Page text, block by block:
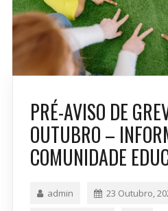
PRÉ-AVISO DE
OUTUBRO –
COMUNIDADE
admin 23 Outubro,